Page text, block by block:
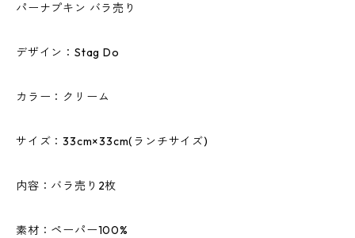
パーナプキン バラ売り
デザイン：Stag Do
カラー：クリーム
サイズ：33cm×33cm(ランチサイズ)
内容：バラ売り2枚
素材：ペーパー100%